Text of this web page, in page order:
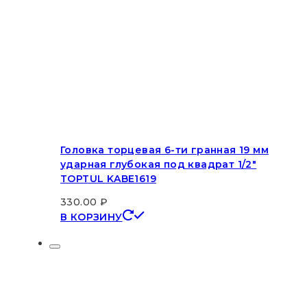
Головка торцевая 6-ти гранная 19 мм
ударная глубокая под квадрат 1/2″
TOPTUL KABE1619
330.00 ₽
В КОРЗИНУ